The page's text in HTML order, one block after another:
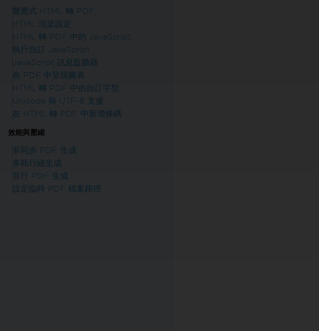
響應式 HTML 轉 PDF
HTML 渲染設定
HTML 轉 PDF 中的 JavaScript
執行自訂 JavaScript
JavaScript 訊息監聽器
在 PDF 中呈現圖表
HTML 轉 PDF 中的自訂字型
Unicode 與 UTF-8 支援
在 HTML 轉 PDF 中新增條碼
效能與壓縮
非同步 PDF 生成
多執行緒生成
並行 PDF 生成
設定臨時 PDF 檔案路徑